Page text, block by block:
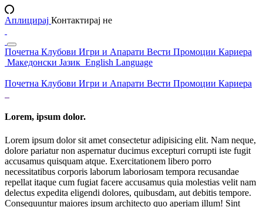
Аплицирај Контактирај не
Почетна Клубови Игри и Апарати Вести Промоции Кариера
Македонски Јазик English Language
Почетна Клубови Игри и Апарати Вести Промоции Кариера
Lorem, ipsum dolor.
Lorem ipsum dolor sit amet consectetur adipisicing elit. Nam neque,
dolore pariatur non aspernatur ducimus excepturi corrupti iste fugit
accusamus quisquam atque. Exercitationem libero porro
necessitatibus corporis laborum laboriosam tempora recusandae
repellat itaque cum fugiat facere accusamus quia molestias velit nam
delectus expedita eligendi dolores, quibusdam, aut debitis tempore.
Consequuntur maiores ipsum architecto quo aperiam illum! Sint